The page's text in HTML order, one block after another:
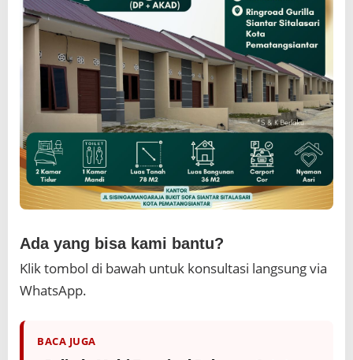
Ada yang bisa kami bantu?
Klik tombol di bawah untuk konsultasi langsung via
WhatsApp.
BACA JUGA